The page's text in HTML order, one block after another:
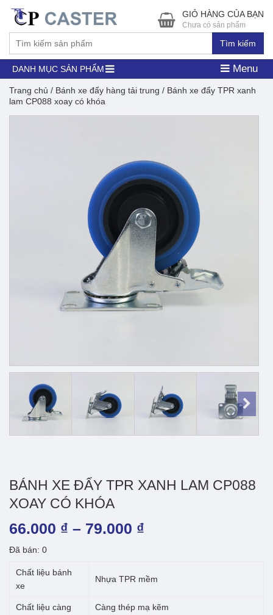
Tìm kiếm
GIỎ HÀNG CỦA BẠN
Chưa có sản phẩm
DANH MỤC SẢN PHẨM Menu
Trang chủ / Bánh xe đẩy hàng tải trung / Bánh xe đẩy TPR xanh
lam CP088 xoay có khóa
BÁNH XE ĐẨY TPR XANH LAM CP088
XOAY CÓ KHÓA
66.000 ₫ – 79.000 ₫
66.000 ₫
đến
Đã bán: 0
Chất liệu bánh
xe
Nhựa TPR mềm
Chất liệu càng Càng thép mạ kẽm